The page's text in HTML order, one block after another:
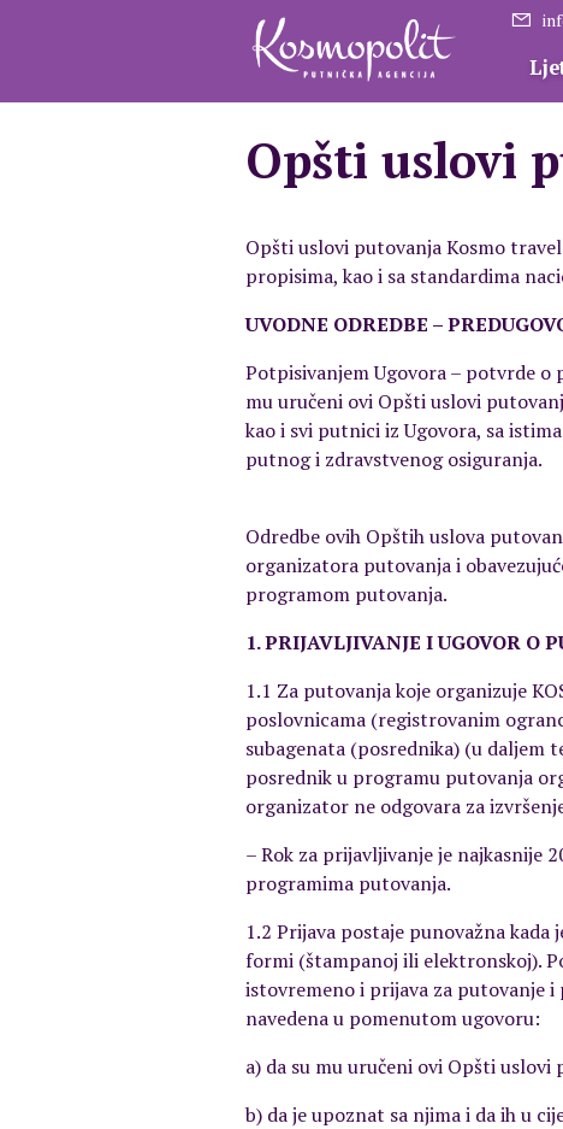
Opšti uslovi
Opšti uslovi putovanja Kosmo
propisima, kao i sa standardima
UVODNE ODREDBE –
Potpisivanjem Ugovora – potvrde
mu uručeni ovi Opšti uslovi
kao i svi putnici iz Ugovora, sa
putnog i zdravstvenog osiguranja.
Odredbe ovih Opštih uslova
organizatora putovanja i
programom putovanja.
1. PRIJAVLJIVANJE I UGOVOR O
1.1 Za putovanja koje organizuje
poslovnicama (registrovanim
subagenata (posrednika) (u daljem
posrednik u programu putovanja
organizator ne odgovara za
– Rok za prijavljivanje je najkasnije
programima putovanja.
1.2 Prijava postaje punovažna
formi (štampanoj ili elektronskoj).
istovremeno i prijava za putovanje
navedena u pomenutom ugovoru:
a) da su mu uručeni ovi Opšti
b) da je upoznat sa njima i da ih u